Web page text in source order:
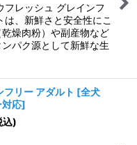
フレッシュ グレインフ
は、新鮮さと安全性にこ
燥肉粉）や副産物など
パク源として新鮮な生
リー アダルト [全犬
応]
込)